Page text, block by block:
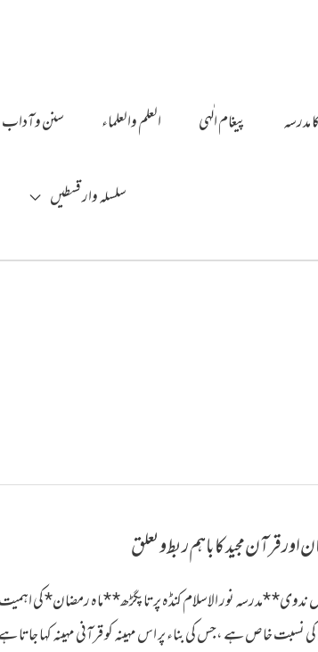
مدرسہ پیغام الٰہی العلم والعلماء سنن وآداب
سلسلہ وار قسطیں
قرآن مجید کا باہم ربط و تعلق
ندوی* *مدرسہ نور الاسلام کنڈہ پرتاپگڑھ* *ماہ رمضان*
نسبت خاص ہے ،جس کی بناء پر اس مہینہ کو قرآنی مہینہ کہا